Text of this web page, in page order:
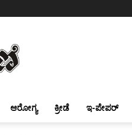
ಆರೋಗ್ಯ ಕ್ರೀಡೆ ಇ-ಪೇಪರ್